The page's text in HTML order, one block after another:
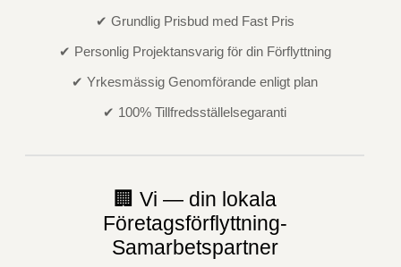
✔ Grundlig Prisbud med Fast Pris
✔ Personlig Projektansvarig för din Förflyttning
✔ Yrkesmässig Genomförande enligt plan
✔ 100% Tillfredsställelsegaranti
🏢 Vi — din lokala
Företagsförflyttning-
Samarbetspartner